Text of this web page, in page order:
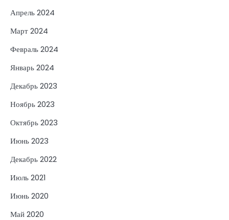
Апрель 2024
Март 2024
Февраль 2024
Январь 2024
Декабрь 2023
Ноябрь 2023
Октябрь 2023
Июнь 2023
Декабрь 2022
Июль 2021
Июнь 2020
Май 2020